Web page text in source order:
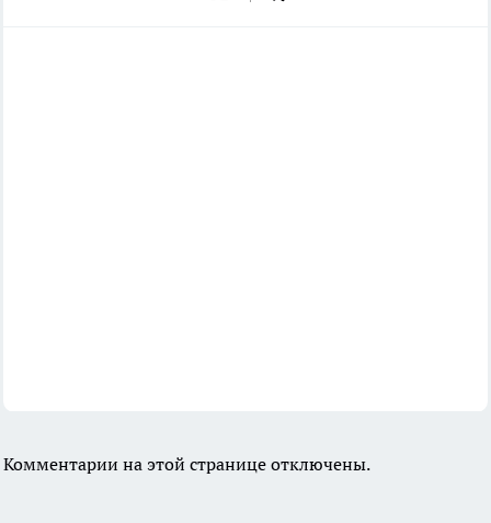
Комментарии на этой странице отключены.